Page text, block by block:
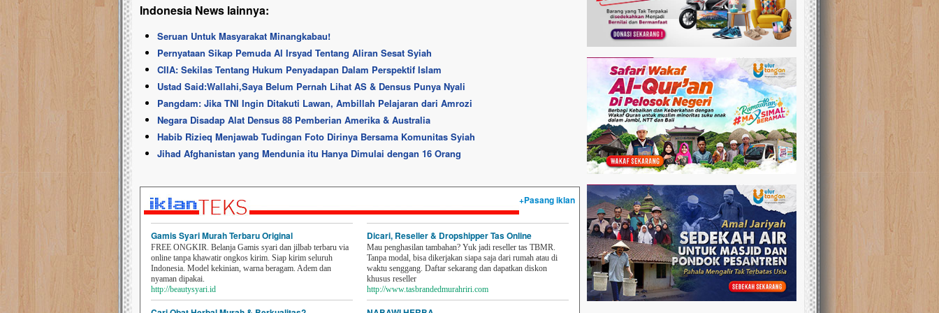
Indonesia News lainnya:
Seruan Untuk Masyarakat Minangkabau!
Pernyataan Sikap Pemuda Al Irsyad Tentang Aliran Sesat Syiah
CIIA: Sekilas Tentang Hukum Penyadapan Dalam Perspektif Islam
Ustad Said:Wallahi,Saya Belum Pernah Lihat AS & Densus Punya Nyali
Pangdam: Jika TNI Ingin Ditakuti Lawan, Ambillah Pelajaran dari Amrozi
Negara Disadap Alat Densus 88 Pemberian Amerika & Australia
Habib Rizieq Menjawab Tudingan Foto Dirinya Bersama Komunitas Syiah
Jihad Afghanistan yang Mendunia itu Hanya Dimulai dengan 16 Orang
+Pasang iklan
Gamis Syari Murah Terbaru Original
FREE ONGKIR. Belanja Gamis syari dan jilbab terbaru via
online tanpa khawatir ongkos kirim. Siap kirim seluruh
Indonesia. Model kekinian, warna beragam. Adem dan
nyaman dipakai.
http://beautysyari.id
Dicari, Reseller & Dropshipper Tas Online
Mau penghasilan tambahan? Yuk jadi reseller tas TBMR.
Tanpa modal, bisa dikerjakan siapa saja dari rumah atau di
waktu senggang. Daftar sekarang dan dapatkan diskon
khusus reseller
http://www.tasbrandedmurahriri.com